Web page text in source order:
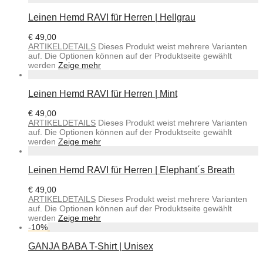
Leinen Hemd RAVI für Herren | Hellgrau
€ 49,00
ARTIKELDETAILS Dieses Produkt weist mehrere Varianten
auf. Die Optionen können auf der Produktseite gewählt
werden Zeige mehr
Leinen Hemd RAVI für Herren | Mint
€ 49,00
ARTIKELDETAILS Dieses Produkt weist mehrere Varianten
auf. Die Optionen können auf der Produktseite gewählt
werden Zeige mehr
Leinen Hemd RAVI für Herren | Elephant´s Breath
€ 49,00
ARTIKELDETAILS Dieses Produkt weist mehrere Varianten
auf. Die Optionen können auf der Produktseite gewählt
werden Zeige mehr
-10%
GANJA BABA T-Shirt | Unisex